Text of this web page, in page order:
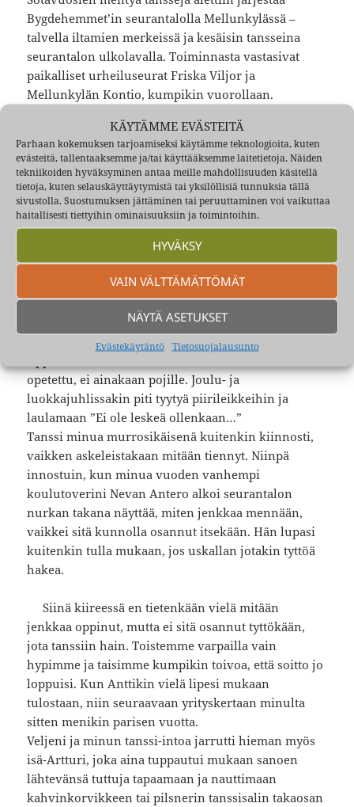
KÄYTÄMME EVÄSTEITÄ
Parhaan kokemuksen tarjoamiseksi käytämme teknologioita, kuten
evästeitä, tallentaaksemme ja/tai käyttääksemme laitetietoja. Näiden
tekniikoiden hyväksyminen antaa meille mahdollisuuden käsitellä
tietoja, kuten selauskäyttäytymistä tai yksilöllisiä tunnuksia tällä
sivustolla. Suostumuksen jättäminen tai peruuttaminen voi vaikuttaa
haitallisesti tiettyihin ominaisuuksiin ja toimintoihin.
HYVÄKSY
VAIN VÄLTTÄMÄTTÖMÄT
NÄYTÄ ASETUKSET
Evästekäytäntö Tietosuojalausunto
Bygdehemmet’in seurantalolla Mellunkylässä –
talvella iltamien merkeissä ja kesäisin tansseina
seurantalon ulkolavalla. Toiminnasta vastasivat
paikalliset urheiluseurat Friska Viljor ja
Mellunkylän Kontio, kumpikin vuorollaan.
suorittamaa ohjelmaa, jossa nuorisokin pääsi
ilmaisemaan itseään laulaen, soittaen ja runoja
lausuen. Jopa pieniä naytelmiä esitettiin, usein
suutari Nestori Salorannan ohjaamana. Se oli siis
myös tuon ajan nuorisokasvatusta. Vasta
iltamaohjelman loputtua oli mahdollisuus tanssia
1% tuntia. Kontion järjestämissä iltamissa
loppuillan tanssimusiikista huolehti yleensä
vakiotrio. Trion nimen olen valitettavasti jo
unohtanut.
Byggdehemet’in ulkolavalla pääsin itsekin ensi
kertaa kokeilemaan tanssin ihanuutta.
opetettu, ei ainakaan pojille. Joulu- ja
luokkajuhlissakin piti tyytyä piirileikkeihin ja
laulamaan ”Ei ole leskeä ollenkaan…”
Tanssi minua murrosikäisenä kuitenkin kiinnosti,
vaikken askeleistakaan mitään tiennyt. Niinpä
innostuin, kun minua vuoden vanhempi
koulutoverini Nevan Antero alkoi seurantalon
nurkan takana näyttää, miten jenkkaa mennään,
vaikkei sitä kunnolla osannut itsekään. Hän lupasi
kuitenkin tulla mukaan, jos uskallan jotakin tyttöä
hakea.
Siinä kiireessä en tietenkään vielä mitään
jenkkaa oppinut, mutta ei sitä osannut tyttökään,
jota tanssiin hain. Toistemme varpailla vain
hypimme ja taisimme kumpikin toivoa, että soitto jo
loppuisi. Kun Anttikin vielä lipesi mukaan
tulostaan, niin seuraavaan yrityskertaan minulta
sitten menikin parisen vuotta.
Veljeni ja minun tanssi-intoa jarrutti hieman myös
isä-Artturi, joka aina tuppautui mukaan sanoen
lähtevänsä tuttuja tapaamaan ja nauttimaan
kahvinkorvikkeen tai pilsnerin tanssisalin takaosan